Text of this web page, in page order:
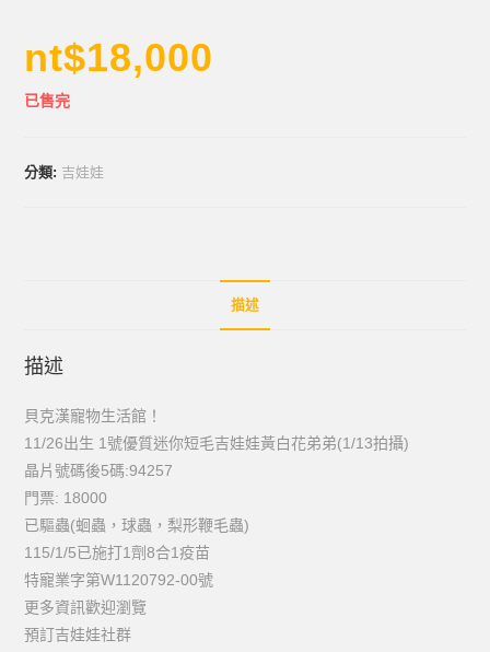
nt$18,000
已售完
分類: 吉娃娃
描述
描述
貝克漢寵物生活館！
11/26出生 1號優質迷你短毛吉娃娃黃白花弟弟(1/13拍攝)
晶片號碼後5碼:94257
門票: 18000
已驅蟲(蛔蟲，球蟲，梨形鞭毛蟲)
115/1/5已施打1劑8合1疫苗
特寵業字第W1120792-00號
更多資訊歡迎瀏覽
預訂吉娃娃社群